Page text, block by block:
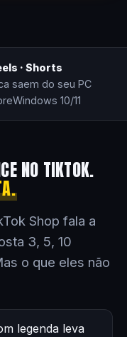
· Shorts
saem do seu PC
Windows 10/11
NO TIKTOK.
Shop fala a
3, 5, 10
o que eles não
legenda leva